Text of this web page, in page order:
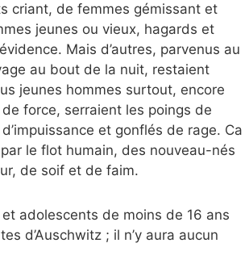
criant, de femmes gémissant et
jeunes ou vieux, hagards et
Mais d’autres, parvenus au
au bout de la nuit, restaient
jeunes hommes surtout, encore
force, serraient les poings de
et gonflés de rage. Ca
le flot humain, des nouveau-nés
de soif et de faim.
adolescents de moins de 16 ans
d’Auschwitz ; il n’y aura aucun